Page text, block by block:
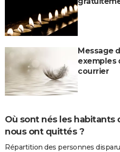
Message
exemples
courrier
Où sont nés les
nous ont quittés ?
Répartition des personnes